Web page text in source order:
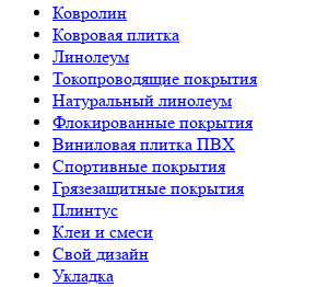
Ковролин
Ковровая плитка
Линолеум
Токопроводящие покрытия
Натуральный линолеум
Флокированные покрытия
Виниловая плитка ПВХ
Спортивные покрытия
Грязезащитные покрытия
Плинтус
Клеи и смеси
Свой дизайн
Укладка